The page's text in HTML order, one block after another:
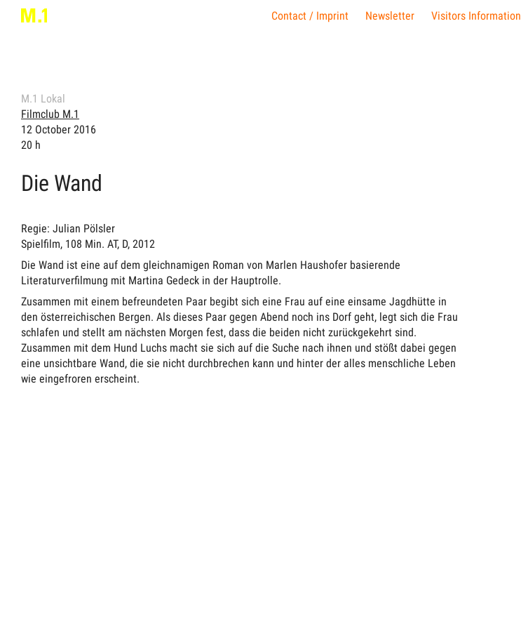
Contact / Imprint Newsletter Visitors Information
M.1 Lokal
Filmclub M.1
12 October 2016
20 h
Die Wand
Regie: Julian Pölsler
Spielfilm, 108 Min. AT, D, 2012
Die Wand ist eine auf dem gleichnamigen Roman von Marlen Haushofer basierende
Literaturverfilmung mit Martina Gedeck in der Hauptrolle.
Zusammen mit einem befreundeten Paar begibt sich eine Frau auf eine einsame Jagdhütte in
den österreichischen Bergen. Als dieses Paar gegen Abend noch ins Dorf geht, legt sich die Frau
schlafen und stellt am nächsten Morgen fest, dass die beiden nicht zurückgekehrt sind.
Zusammen mit dem Hund Luchs macht sie sich auf die Suche nach ihnen und stößt dabei gegen
eine unsichtbare Wand, die sie nicht durchbrechen kann und hinter der alles menschliche Leben
wie eingefroren erscheint.